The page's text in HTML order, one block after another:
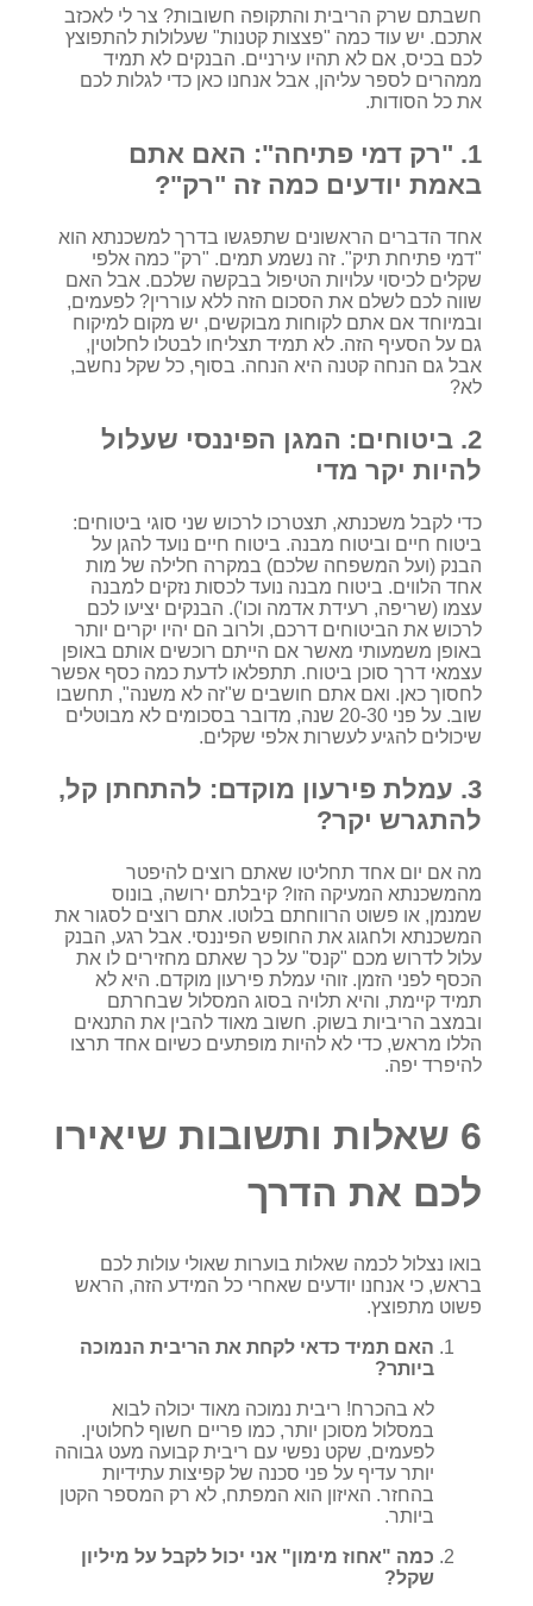
חשבתם שרק הריבית והתקופה חשובות? צר לי לאכזב
אתכם. יש עוד כמה "פצצות קטנות" שעלולות להתפוצץ
לכם בכיס, אם לא תהיו עירניים. הבנקים לא תמיד
ממהרים לספר עליהן, אבל אנחנו כאן כדי לגלות לכם
את כל הסודות.
1. "רק דמי פתיחה": האם אתם
באמת יודעים כמה זה "רק"?
אחד הדברים הראשונים שתפגשו בדרך למשכנתא הוא
"דמי פתיחת תיק". זה נשמע תמים. "רק" כמה אלפי
שקלים לכיסוי עלויות הטיפול בבקשה שלכם. אבל האם
שווה לכם לשלם את הסכום הזה ללא עוררין? לפעמים,
ובמיוחד אם אתם לקוחות מבוקשים, יש מקום למיקוח
גם על הסעיף הזה. לא תמיד תצליחו לבטלו לחלוטין,
אבל גם הנחה קטנה היא הנחה. בסוף, כל שקל נחשב,
לא?
2. ביטוחים: המגן הפיננסי שעלול
להיות יקר מדי
כדי לקבל משכנתא, תצטרכו לרכוש שני סוגי ביטוחים:
ביטוח חיים וביטוח מבנה. ביטוח חיים נועד להגן על
הבנק (ועל המשפחה שלכם) במקרה חלילה של מות
אחד הלווים. ביטוח מבנה נועד לכסות נזקים למבנה
עצמו (שריפה, רעידת אדמה וכו'). הבנקים יציעו לכם
לרכוש את הביטוחים דרכם, ולרוב הם יהיו יקרים יותר
באופן משמעותי מאשר אם הייתם רוכשים אותם באופן
עצמאי דרך סוכן ביטוח. תתפלאו לדעת כמה כסף אפשר
לחסוך כאן. ואם אתם חושבים ש"זה לא משנה", תחשבו
שוב. על פני 20-30 שנה, מדובר בסכומים לא מבוטלים
שיכולים להגיע לעשרות אלפי שקלים.
3. עמלת פירעון מוקדם: להתחתן קל,
להתגרש יקר?
מה אם יום אחד תחליטו שאתם רוצים להיפטר
מהמשכנתא המעיקה הזו? קיבלתם ירושה, בונוס
שמנמן, או פשוט הרווחתם בלוטו. אתם רוצים לסגור את
המשכנתא ולחגוג את החופש הפיננסי. אבל רגע, הבנק
עלול לדרוש מכם "קנס" על כך שאתם מחזירים לו את
הכסף לפני הזמן. זוהי עמלת פירעון מוקדם. היא לא
תמיד קיימת, והיא תלויה בסוג המסלול שבחרתם
ובמצב הריביות בשוק. חשוב מאוד להבין את התנאים
הללו מראש, כדי לא להיות מופתעים כשיום אחד תרצו
להיפרד יפה.
6 שאלות ותשובות שיאירו
לכם את הדרך
בואו נצלול לכמה שאלות בוערות שאולי עולות לכם
בראש, כי אנחנו יודעים שאחרי כל המידע הזה, הראש
פשוט מתפוצץ.
האם תמיד כדאי לקחת את הריבית הנמוכה
ביותר?
לא בהכרח! ריבית נמוכה מאוד יכולה לבוא
במסלול מסוכן יותר, כמו פריים חשוף לחלוטין.
לפעמים, שקט נפשי עם ריבית קבועה מעט גבוהה
יותר עדיף על פני סכנה של קפיצות עתידיות
בהחזר. האיזון הוא המפתח, לא רק המספר הקטן
ביותר.
כמה "אחוז מימון" אני יכול לקבל על מיליון
שקל?